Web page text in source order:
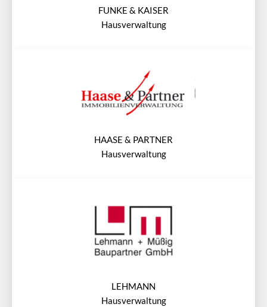
FUNKE & KAISER
Hausverwaltung
HAASE & PARTNER
Hausverwaltung
LEHMANN
Hausverwaltung